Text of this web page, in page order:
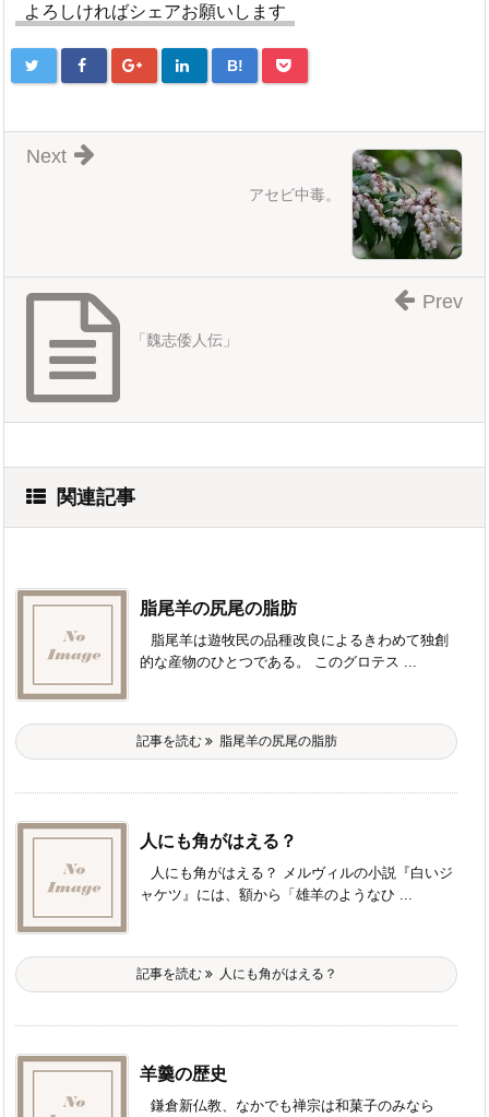
よろしければシェアお願いします
B!
アセビ中毒。
Next
「魏志倭人伝」
Prev
関連記事
脂尾羊の尻尾の脂肪
脂尾羊は遊牧民の品種改良によるきわめて独創
的な産物のひとつである。 このグロテス ...
記事を読む 脂尾羊の尻尾の脂肪
人にも角がはえる？
人にも角がはえる？ メルヴィルの小説『白いジ
ャケツ』には、額から「雄羊のようなひ ...
記事を読む 人にも角がはえる？
羊羹の歴史
鎌倉新仏教、なかでも禅宗は和菓子のみなら